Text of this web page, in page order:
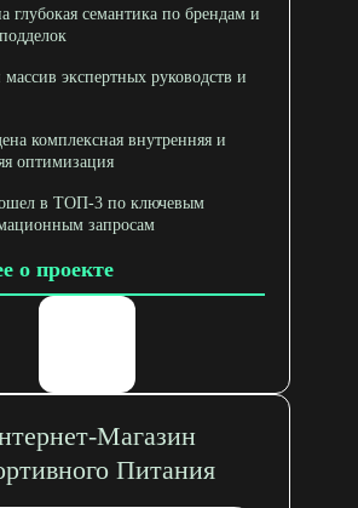
глубокая семантика по брендам и
массив экспертных руководств и
комплексная внутренняя и
оптимизация
в ТОП-3 по ключевым
запросам
о проекте
Магазин
Питания